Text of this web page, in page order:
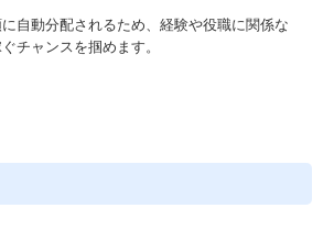
自動分配されるため、経験や役職に関係な
チャンスを掴めます。